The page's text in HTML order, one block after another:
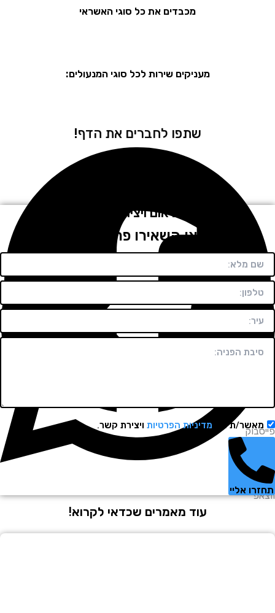
מכבדים את כל סוגי האשראי
מעניקים שירות לכל סוגי המנעולים:
שתפו לחברים את הדף!
לתיאום ויצירת קשר
חייגו או השאירו פרטים בטופס!
ת אתמדיניות הפרטיותויצירת קשר.
אליי
עוד מאמרים שכדאי לקרוא!